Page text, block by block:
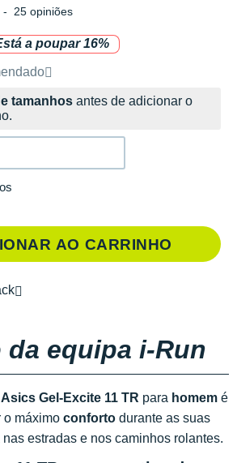
- 25 opiniões
a poupar 16%
pela marca
tamanhos antes de adicionar o
AO CARRINHO
equipa i-Run
Gel-Excite 11 TR para homem é
o máximo conforto durante as suas
nas estradas e nos caminhos rolantes.